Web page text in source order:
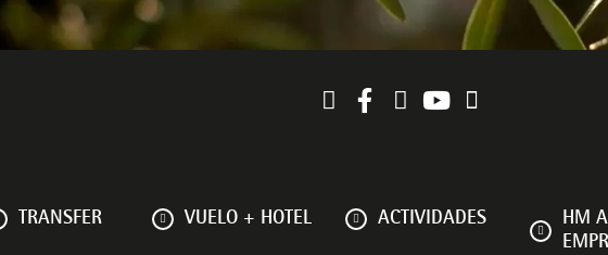
TRANSFER VUELO + HOTEL ACTIVIDADES
HM